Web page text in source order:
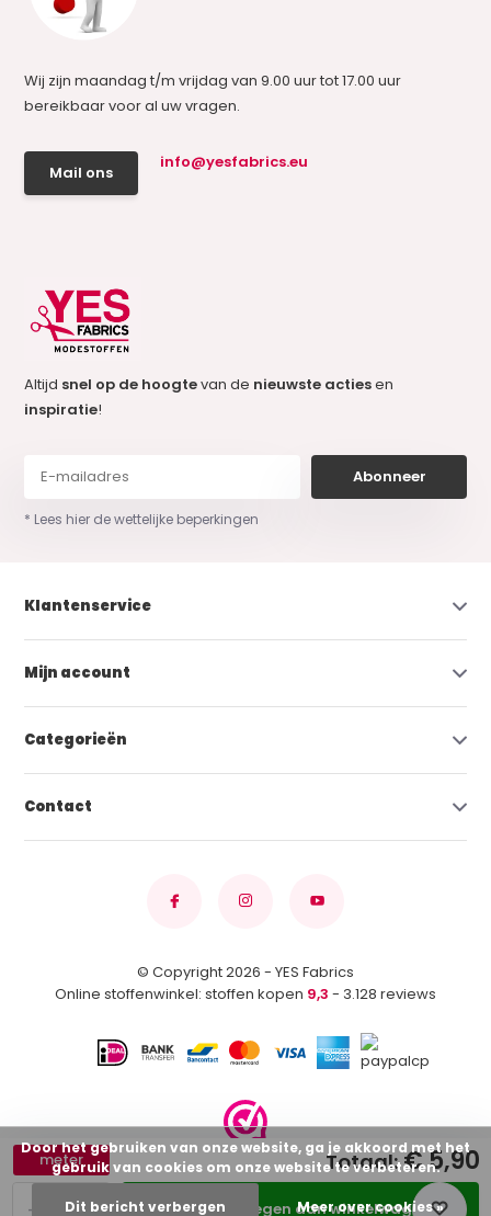
+
-
meter
Toevoegen aan winkelwagen
Totaal:€ 5,90
Wij zijn maandag t/m vrijdag van 9.00 uur tot 17.00 uur
bereikbaar voor al uw vragen.
Mail ons
info@yesfabrics.eu
Altijd snel op de hoogtevan de nieuwste actiesen
inspiratie!
Abonneer
* Lees hier de wettelijke beperkingen
Klantenservice
Mijn account
Categorieën
Contact
© Copyright 2026 - YES Fabrics
Online stoffenwinkel: stoffen kopen 9,3 - 3.128 reviews
Door het gebruiken van onze website, ga je akkoord met het
gebruik van cookies om onze website te verbeteren.
Dit bericht verbergen Meer over cookies »